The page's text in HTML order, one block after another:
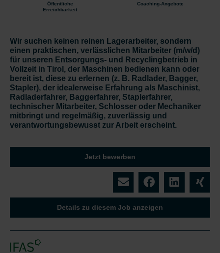
Öffentliche
Erreichbarkeit
Coaching-Angebote
Wir suchen keinen reinen Lagerarbeiter, sondern
einen praktischen, verlässlichen Mitarbeiter (m/w/d)
für unseren Entsorgungs- und Recyclingbetrieb in
Vollzeit in Tirol, der Maschinen bedienen kann oder
bereit ist, diese zu erlernen (z. B. Radlader, Bagger,
Stapler), der idealerweise Erfahrung als Maschinist,
Radladerfahrer, Baggerfahrer, Staplerfahrer,
technischer Mitarbeiter, Schlosser oder Mechaniker
mitbringt und regelmäßig, zuverlässig und
verantwortungsbewusst zur Arbeit erscheint.
Jetzt bewerben
Details zu diesem Job anzeigen